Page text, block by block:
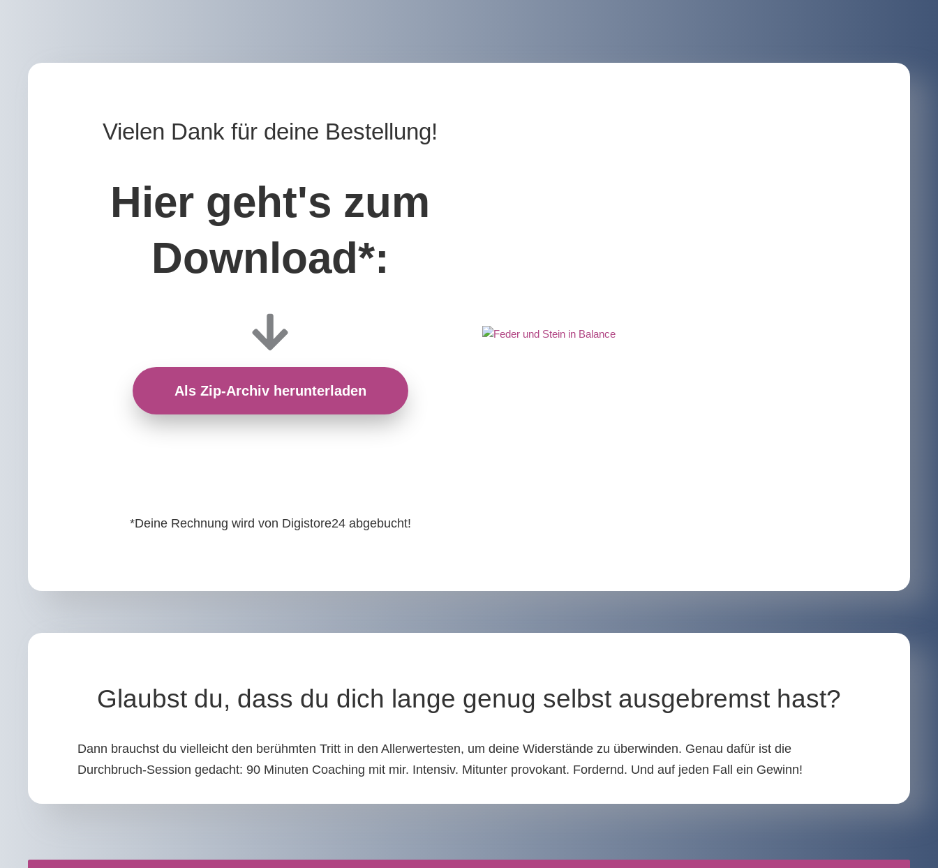
Vielen Dank für deine Bestellung!
Hier geht's zum
Download*:
Als Zip-Archiv herunterladen
*Deine Rechnung wird von Digistore24 abgebucht!
Glaubst du, dass du dich lange genug selbst ausgebremst hast?
Dann brauchst du vielleicht den berühmten Tritt in den Allerwertesten, um deine Widerstände zu überwinden. Genau dafür ist die
Durchbruch-Session gedacht: 90 Minuten Coaching mit mir. Intensiv. Mitunter provokant. Fordernd. Und auf jeden Fall ein Gewinn!